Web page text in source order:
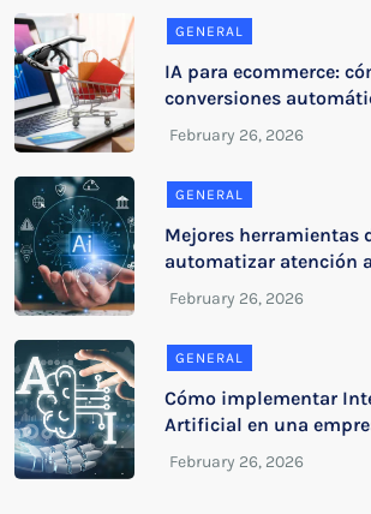
GENERAL
IA para ecommerce:
conversiones
GENERAL
Mejores herramientas
automatizar atención
GENERAL
Cómo implementar
Artificial en una